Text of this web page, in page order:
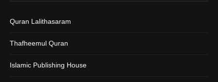
Quran Lalithasaram
Thafheemul Quran
Islamic Publishing House